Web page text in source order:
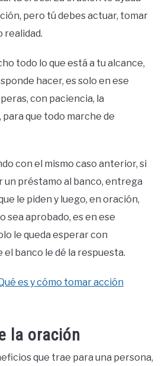
pero tú debes actuar, tomar
realidad.
todo lo que está a tu alcance,
hacer, es solo en ese
con paciencia, la
que todo marche de
con el mismo caso anterior, si
un préstamo al banco, entrega
le piden y luego, en oración,
sea aprobado, es en ese
le queda esperar con
el banco le dé la respuesta.
es y cómo tomar acción
la oración
que trae para una persona,